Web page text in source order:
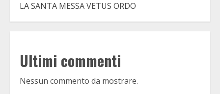
LA SANTA MESSA VETUS ORDO
Ultimi commenti
Nessun commento da mostrare.